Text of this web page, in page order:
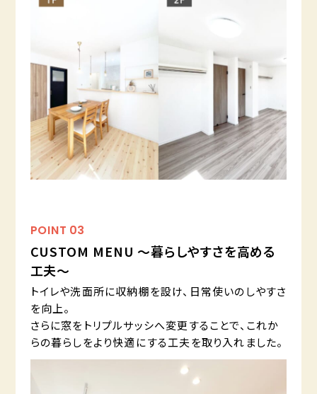
POINT 03
CUSTOM MENU ～暮らしやすさを高める
工夫～
トイレや洗面所に収納棚を設け、日常使いのしやすさ
を向上。
さらに窓をトリプルサッシへ変更することで、これか
らの暮らしをより快適にする工夫を取り入れました。